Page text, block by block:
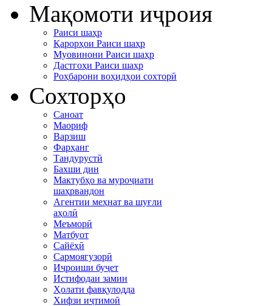
Мақомоти иҷроия
Раиси шаҳр
Қарорҳои Раиси шаҳр
Муовинони Раиси шаҳр
Дастгоҳи Раиси шаҳр
Роҳбарони воҳидҳои сохторӣ
Сохторҳо
Саноат
Маориф
Варзиш
Фарҳанг
Тандурустӣ
Бахши дин
Мактубҳо ва муроҷиати
шаҳрвандон
Агентии меҳнат ва шуғли
аҳолӣ
Меъморӣ
Матбуот
Сайёҳӣ
Сармоягузорӣ
Иҷроиши буҷет
Истифодаи замин
Ҳолати фавқулодда
Хифзи иҷтимоӣ